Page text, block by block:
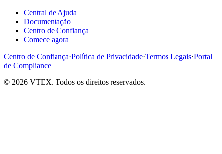
Central de Ajuda
Documentação
Centro de Confiança
Comece agora
Centro de Confiança·Política de Privacidade·Termos Legais·Portal
de Compliance
© 2026 VTEX. Todos os direitos reservados.